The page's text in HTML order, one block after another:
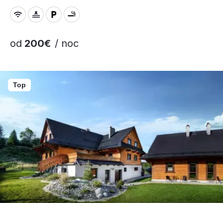
od 200€ / noc
Top